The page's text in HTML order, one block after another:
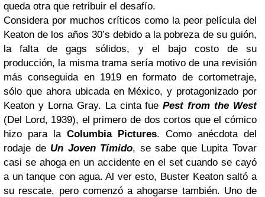
queda otra que retribuir el desafío.
Considera por muchos críticos como la peor película del
Keaton de los años 30’s debido a la pobreza de su guión,
la falta de gags sólidos, y el bajo costo de su
producción, la misma trama sería motivo de una revisión
más conseguida en 1919 en formato de cortometraje,
sólo que ahora ubicada en México, y protagonizado por
Keaton y Lorna Gray. La cinta fuePest from the West
(Del Lord, 1939), el primero de dos cortos que el cómico
hizo para la Columbia Pictures. Como anécdota del
rodaje de Un Joven Tímido, se sabe que Lupita Tovar
casi se ahoga en un accidente en el set cuando se cayó
a un tanque con agua. Al ver esto, Buster Keaton saltó a
su rescate, pero comenzó a ahogarse también. Uno de